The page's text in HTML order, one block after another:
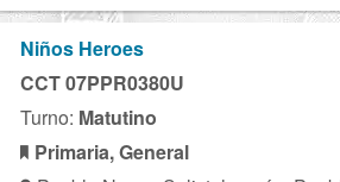
Niños Heroes
CCT 07PPR0380U
Turno: Matutino
Primaria, General